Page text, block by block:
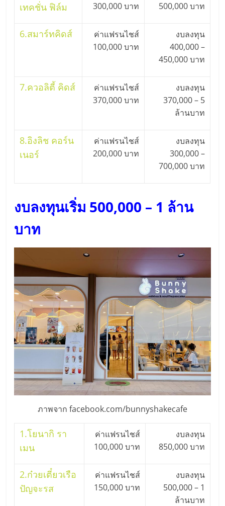
เทคชั่น ฟิล์ม
300,000 บาท
500,000 บาท
6.สมาร์ทคิดส์
ค่าแฟรนไชส์
100,000 บาท
งบลงทุน
400,000 –
450,000 บาท
7.ควอลิตี้ คิดส์
ค่าแฟรนไชส์
370,000 บาท
งบลงทุน
370,000 – 5
ล้านบาท
8.อิงลิช คอร์น
เนอร์
ค่าแฟรนไชส์
200,000 บาท
งบลงทุน
300,000 –
700,000 บาท
งบลงทุนเริ่ม 500,000 – 1 ล้าน
บาท
ภาพจาก facebook.com/bunnyshakecafe
1.โยนากิ รา
เมน
ค่าแฟรนไชส์
100,000 บาท
งบลงทุน
850,000 บาท
2.ก๋วยเตี๋ยวเรือ
ปัญจะรส
ค่าแฟรนไชส์
150,000 บาท
งบลงทุน
500,000 – 1
ล้านบาท